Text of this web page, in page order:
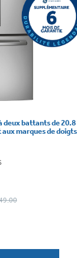
deux battants de 20.8
marques de